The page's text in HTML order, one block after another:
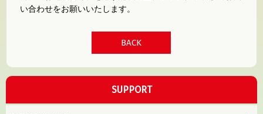
い合わせをお願いいたします。
BACK
SUPPORT